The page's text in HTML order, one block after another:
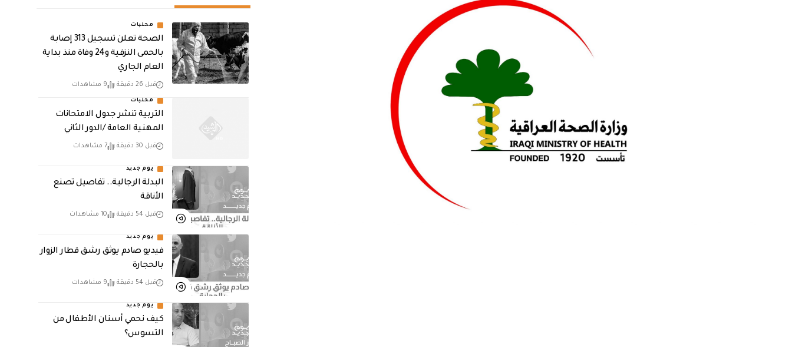
محليات
الصحة تعلن تسجيل 313 إصابة
بالحمى النزفية و24 وفاة منذ بداية
العام الجاري
قبل 26 دقيقة 9 مشاهدات
محليات
التربية تنشر جدول الامتحانات
المهنية العامة /الدور الثاني
قبل 30 دقيقة 7 مشاهدات
يوم جديد
البدلة الرجالية.. تفاصيل تصنع
الأناقة
قبل 54 دقيقة 10 مشاهدات
يوم جديد
فيديو صادم يوثق رشق قطار الزوار
بالحجارة
قبل 54 دقيقة 9 مشاهدات
يوم جديد
كيف نحمي أسنان الأطفال من
التسوس؟